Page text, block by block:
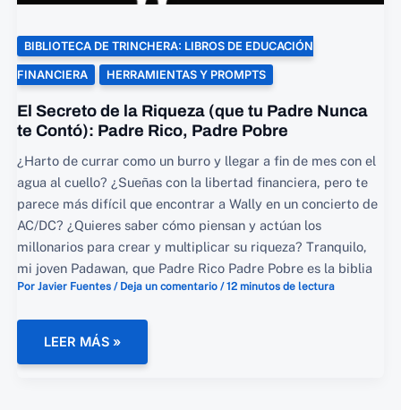
BIBLIOTECA DE TRINCHERA: LIBROS DE EDUCACIÓN
FINANCIERA HERRAMIENTAS Y PROMPTS
El Secreto de la Riqueza (que tu Padre Nunca
te Contó): Padre Rico, Padre Pobre
¿Harto de currar como un burro y llegar a fin de mes con el
agua al cuello? ¿Sueñas con la libertad financiera, pero te
parece más difícil que encontrar a Wally en un concierto de
AC/DC? ¿Quieres saber cómo piensan y actúan los
millonarios para crear y multiplicar su riqueza? Tranquilo,
mi joven Padawan, que Padre Rico Padre Pobre es la biblia
Por Javier Fuentes / Deja un comentario /12 minutos de lectura
EL
DE
LEER MÁS »